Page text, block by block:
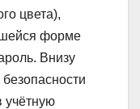
цвета),
форме
Внизу
учётную